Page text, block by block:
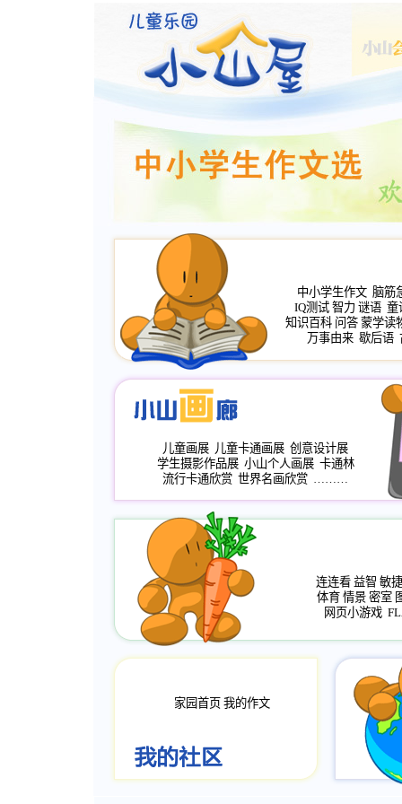
中小学生作文 脑筋
IQ测试 智力 谜语 童
知识百科 问答 蒙学读
万事由来 歇后语
儿童画展 儿童卡通画展 创意设计展
学生摄影作品展 小山个人画展 卡通林
流行卡通欣赏 世界名画欣赏 ………
连连看 益智 敏捷
体育 情景 密室
网页小游戏
家园首页 我的作文